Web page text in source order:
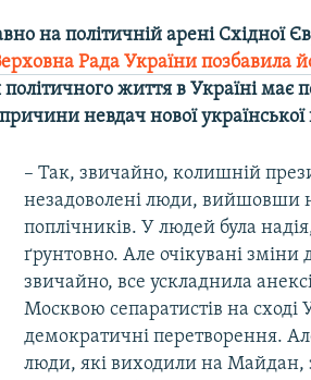
на політичній арені Східної
Рада України позбавила
життя в Україні
невдач нової української
– Так, звичайно, колишній
незадоволені люди, вийшовши
поплічників. У людей була
ґрунтовно. Але очікувані зміни
звичайно, все ускладнила
Москвою сепаратистів на сході
демократичні перетворення.
люди, які виходили на Майдан,